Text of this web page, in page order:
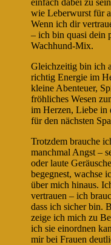
wie Leberwurst für
Wenn ich dir
– ich bin quasi dein
Wachhund-Mix.
Gleichzeitig bin ich
richtig Energie im
kleine Abenteuer,
fröhliches Wesen
im Herzen, Liebe in
für den nächsten
Trotzdem brauche
manchmal Angst –
oder laute
begegnest, wachse
über mich hinaus.
vertrauen – ich
dass ich sicher bin.
zeige ich mich zu
ich sie einordnen
mir bei Frauen